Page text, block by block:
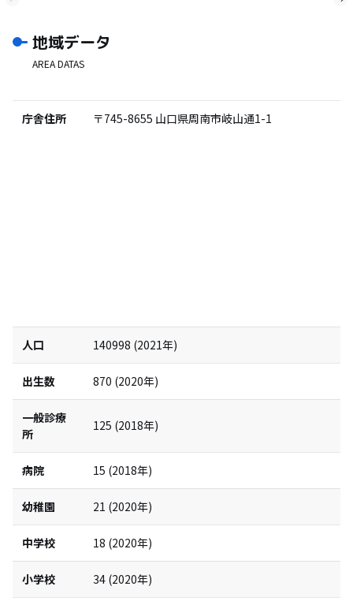
地域データ
AREA DATAS
庁舎住所 〒745-8655 山口県周南市岐山通1-1
人口 140998 (2021年)
出生数 870 (2020年)
一般診療
所
125 (2018年)
病院 15 (2018年)
幼稚園 21 (2020年)
中学校 18 (2020年)
小学校 34 (2020年)